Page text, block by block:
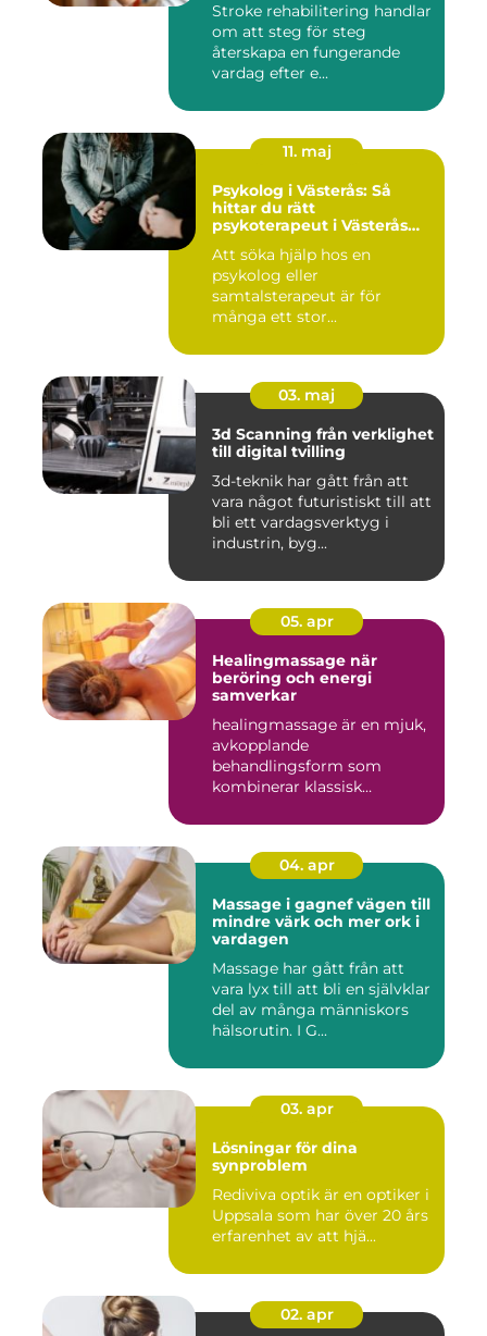
Stroke rehabilitering handlar
om att steg för steg
återskapa en fungerande
vardag efter e...
11. maj
Psykolog i Västerås: Så
hittar du rätt
psykoterapeut i Västerås
Att söka hjälp hos en
psykolog eller
samtalsterapeut är för
många ett stor...
03. maj
3d Scanning från verklighet
till digital tvilling
3d-teknik har gått från att
vara något futuristiskt till att
bli ett vardagsverktyg i
industrin, byg...
05. apr
Healingmassage när
beröring och energi
samverkar
healingmassage är en mjuk,
avkopplande
behandlingsform som
kombinerar klassisk
04. apr
Massage i gagnef vägen till
mindre värk och mer ork i
vardagen
Massage har gått från att
vara lyx till att bli en självklar
del av många människors
hälsorutin. I G...
03. apr
Lösningar för dina
synproblem
Rediviva optik är en optiker i
Uppsala som har över 20 års
erfarenhet av att hjä...
02. apr